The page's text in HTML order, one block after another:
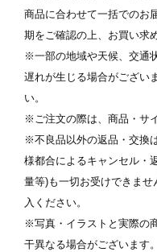
商品に合わせて一括でのお
期をご確認の上、お買い求
※一部の地域や天候、交通
遅れが生じる場合がござい
い。
※ご注文の際は、商品・サ
※不良品以外の返品・交換
様都合によるキャンセル・
量等)も一切お受けできま
入ください。
※写真・イラストと実際の
干異なる場合がございます